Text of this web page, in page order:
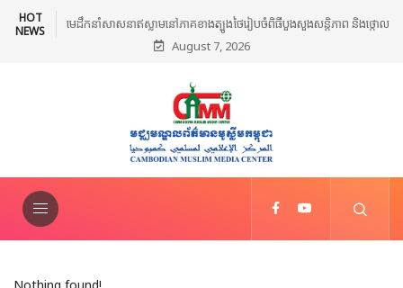
HOT
NEWS
ន្តិភាព និងថ្កោល អ៊ីរ៉ង់ព្រមានថា សង្គ្រាមនៅមជ្ឈិមបូព៌ានឹងរីករាលដាលបន្ថែម ប្រសិនបើអាមេរិក
បន្តវាយប្រហារ
August 7, 2026
Nothing found!